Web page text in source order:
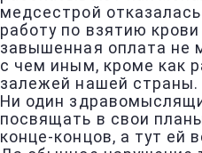
медсестрой
работу по взятию
завышенная оплата не
с чем иным, кроме как
залежей нашей страны.
Ни один
посвящать в свои
конце-концов, а тут ей